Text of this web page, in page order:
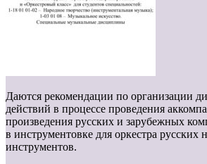
Даются рекомендации по организации
действий в процессе проведения
произведения русских и зарубежных
в инструментовке для оркестра русских
инструментов.